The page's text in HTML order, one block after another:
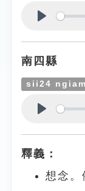
南四縣
sii24
釋義：
想念。